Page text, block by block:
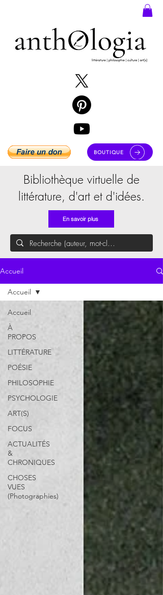
BOUTIQUE
Bibliothèque virtuelle de
littérature, d'art et d'idées.
En savoir plus
Accueil
Accueil
À
PROPOS
LITTÉRATURE
POÉSIE
PHILOSOPHIE
PSYCHOLOGIE
ART(S)
FOCUS
ACTUALITÉS
&
CHRONIQUES
CHOSES
VUES
(Photographies)
Accueil